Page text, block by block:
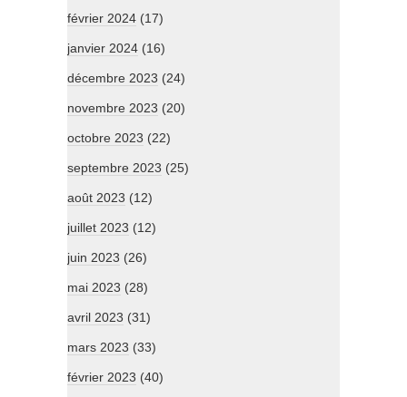
février 2024 (17)
janvier 2024 (16)
décembre 2023 (24)
novembre 2023 (20)
octobre 2023 (22)
septembre 2023 (25)
août 2023 (12)
juillet 2023 (12)
juin 2023 (26)
mai 2023 (28)
avril 2023 (31)
mars 2023 (33)
février 2023 (40)